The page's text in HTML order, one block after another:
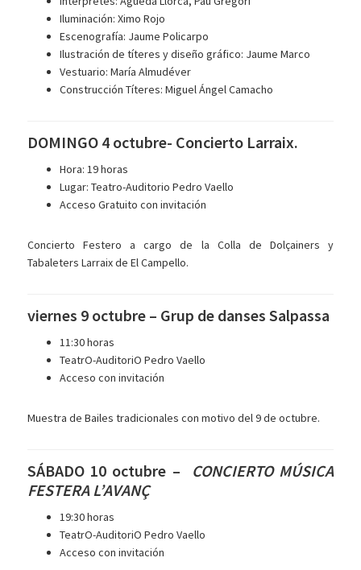
Iluminación: Ximo Rojo
Escenografía: Jaume Policarpo
Ilustración de títeres y diseño gráfico: Jaume Marco
Vestuario: María Almudéver
Construcción Títeres: Miguel Ángel Camacho
DOMINGO 4 octubre- Concierto Larraix.
Hora: 19 horas
Lugar: Teatro-Auditorio Pedro Vaello
Acceso Gratuito con invitación
Concierto Festero a cargo de la Colla de Dolçainers y
Tabaleters Larraix de El Campello.
viernes 9 octubre – Grup de danses Salpassa
11:30 horas
TeatrO-AuditoriO Pedro Vaello
Acceso con invitación
Muestra de Bailes tradicionales con motivo del 9 de octubre.
SÁBADO 10 octubre – CONCIERTO MÚSICA
FESTERA L’AVANÇ
19:30 horas
TeatrO-AuditoriO Pedro Vaello
Acceso con invitación